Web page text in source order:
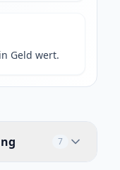
Geld wert.
7